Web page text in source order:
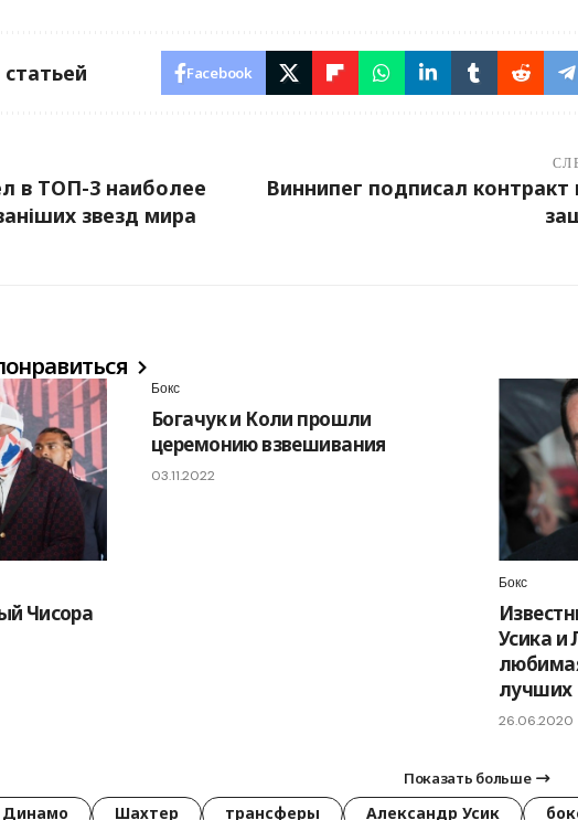
Facebook
в ТОП-3 наиболее
звезд мира
Виннипег подписал контракт
Чисора
Бокс
Богачук и Коли прошли
церемонию взвешивания
03.11.2022
Бокс
Усика и
лучших
26.06.2020
Показать больше
Динамо Шахтер трансферы Александр Усик